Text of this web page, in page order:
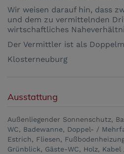
Wir weisen darauf hin, dass
und dem zu vermittelnden
wirtschaftliches
Der Vermittler ist als
Klosterneuburg
Ausstattung
Außenliegender Sonnenschutz
WC
Badewanne Doppel- /
Estrich
Fliesen
Grünblick
Gäste-WC Holz
Kabel